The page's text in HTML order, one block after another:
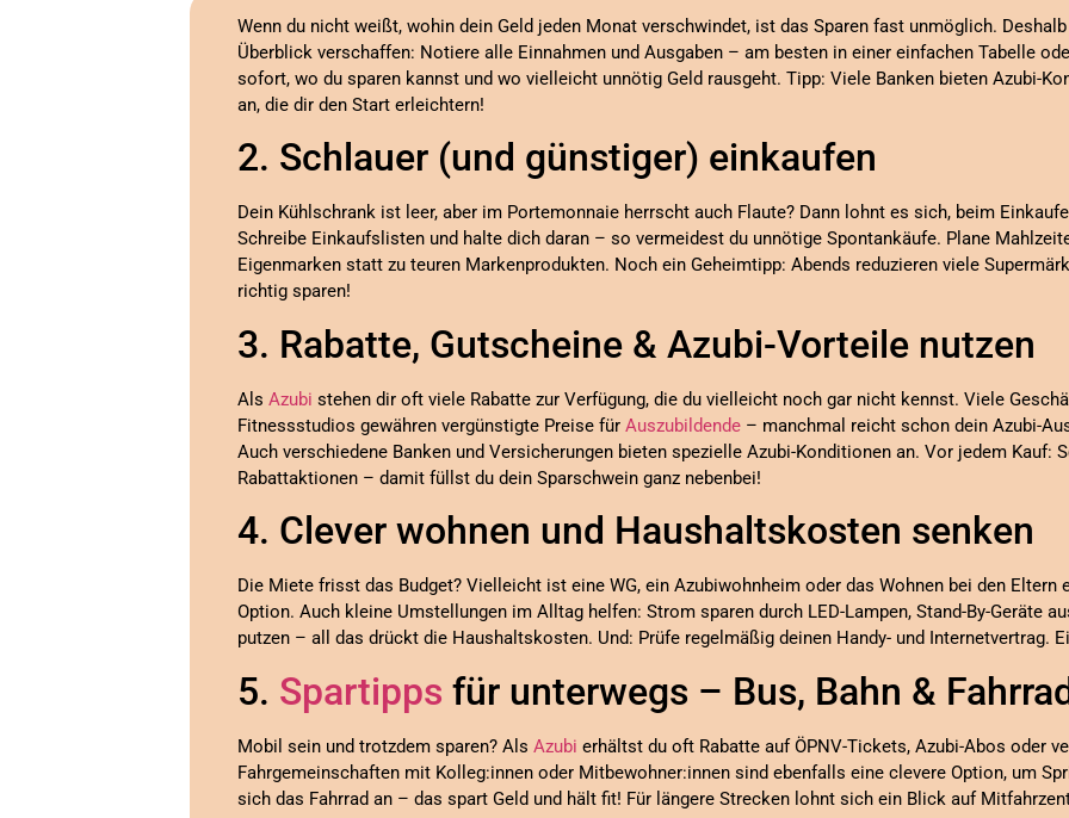
Wenn du nicht weißt, wohin dein Geld jeden Monat verschwindet, ist das Sparen fast unmöglich.
Überblick verschaffen: Notiere alle Einnahmen und Ausgaben – am besten in einer einfachen Tabelle
sofort, wo du sparen kannst und wo vielleicht unnötig Geld rausgeht. Tipp: Viele Banken bieten Azubi-
an, die dir den Start erleichtern!
2. Schlauer (und günstiger) einkaufen
Dein Kühlschrank ist leer, aber im Portemonnaie herrscht auch Flaute? Dann lohnt es sich, beim
Schreibe Einkaufslisten und halte dich daran – so vermeidest du unnötige Spontankäufe. Plane
Eigenmarken statt zu teuren Markenprodukten. Noch ein Geheimtipp: Abends reduzieren viele
richtig sparen!
3. Rabatte, Gutscheine & Azubi-Vorteile nutzen
Als Azubi stehen dir oft viele Rabatte zur Verfügung, die du vielleicht noch gar nicht kennst. Viele
Fitnessstudios gewähren vergünstigte Preise für Auszubildende – manchmal reicht schon dein Azubi-
Auch verschiedene Banken und Versicherungen bieten spezielle Azubi-Konditionen an. Vor jedem Kauf:
Rabattaktionen – damit füllst du dein Sparschwein ganz nebenbei!
4. Clever wohnen und Haushaltskosten senken
Die Miete frisst das Budget? Vielleicht ist eine WG, ein Azubiwohnheim oder das Wohnen bei den Eltern
Option. Auch kleine Umstellungen im Alltag helfen: Strom sparen durch LED-Lampen, Stand-By-Geräte
putzen – all das drückt die Haushaltskosten. Und: Prüfe regelmäßig deinen Handy- und Internetvertrag.
5. Spartipps für unterwegs – Bus, Bahn &
Mobil sein und trotzdem sparen? Als Azubi erhältst du oft Rabatte auf ÖPNV-Tickets, Azubi-Abos oder
Fahrgemeinschaften mit Kolleg:innen oder Mitbewohner:innen sind ebenfalls eine clevere Option, um
sich das Fahrrad an – das spart Geld und hält fit! Für längere Strecken lohnt sich ein Blick auf